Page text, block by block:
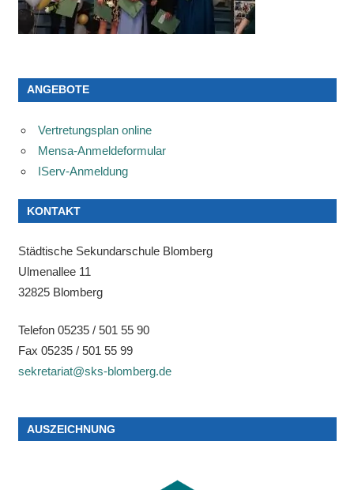
ANGEBOTE
Vertretungsplan online
Mensa-Anmeldeformular
IServ-Anmeldung
KONTAKT
Städtische Sekundarschule Blomberg
Ulmenallee 11
32825 Blomberg
Telefon 05235 / 501 55 90
Fax 05235 / 501 55 99
sekretariat@sks-blomberg.de
AUSZEICHNUNG